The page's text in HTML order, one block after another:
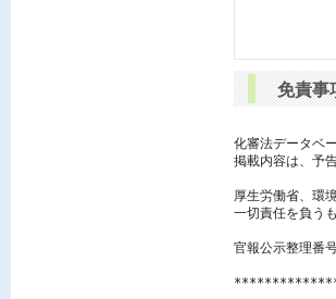
免責事
化審法データベ
掲載内容は、予
厚生労働省、環
一切責任を負う
官報公示整理番